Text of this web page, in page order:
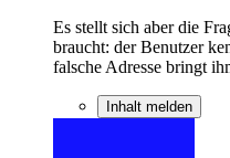
Es stellt sich aber die
braucht: der Benutzer
falsche Adresse bringt
Inhalt melden